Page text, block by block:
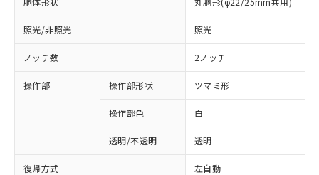
照光/非照光 照光
ノッチ数 2ノッチ
操作部 操作部形状 ツマミ形
操作部色 白
透明/不透明 透明
復帰方式 左自動